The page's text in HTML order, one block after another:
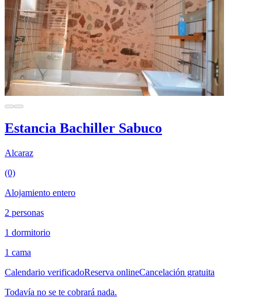
Estancia Bachiller Sabuco
Alcaraz
(0)
Alojamiento entero
2 personas
1 dormitorio
1 cama
Calendario verificadoReserva onlineCancelación gratuita
Todavía no se te cobrará nada.